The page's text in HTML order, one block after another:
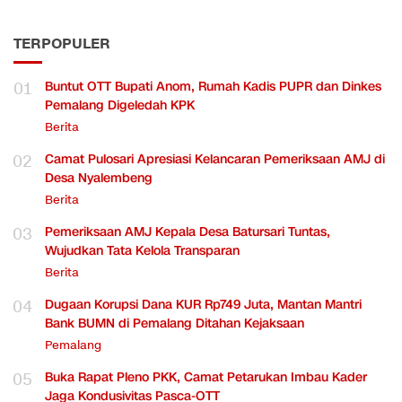
TERPOPULER
01
Buntut OTT Bupati Anom, Rumah Kadis PUPR dan Dinkes
Pemalang Digeledah KPK
Berita
02
Camat Pulosari Apresiasi Kelancaran Pemeriksaan AMJ di
Desa Nyalembeng
Berita
03
Pemeriksaan AMJ Kepala Desa Batursari Tuntas,
Wujudkan Tata Kelola Transparan
Berita
04
Dugaan Korupsi Dana KUR Rp749 Juta, Mantan Mantri
Bank BUMN di Pemalang Ditahan Kejaksaan
Pemalang
05
Buka Rapat Pleno PKK, Camat Petarukan Imbau Kader
Jaga Kondusivitas Pasca-OTT